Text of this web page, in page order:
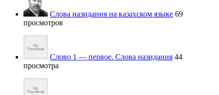
Слова назидания на казахском языке 69
просмотров
Слово 1 — первое. Слова назидания 44
просмотра